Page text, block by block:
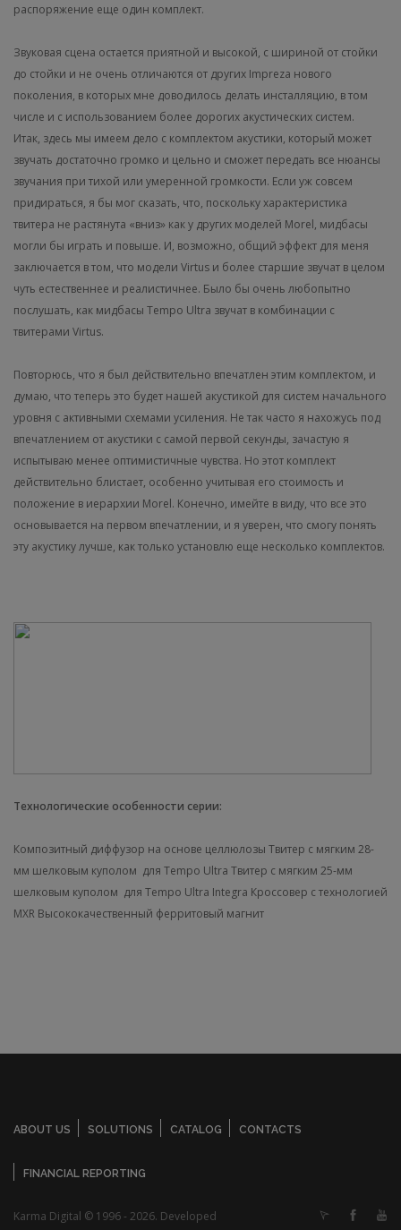
распоряжение еще один комплект.
Звуковая сцена остается приятной и высокой, с шириной от стойки
до стойки и не очень отличаются от других Impreza нового
поколения, в которых мне доводилось делать инсталляцию, в том
числе и с использованием более дорогих акустических систем.
Итак, здесь мы имеем дело с комплектом акустики, который может
звучать достаточно громко и цельно и сможет передать все нюансы
звучания при тихой или умеренной громкости. Если уж совсем
придираться, я бы мог сказать, что, поскольку характеристика
твитера не растянута «вниз» как у других моделей Morel, мидбасы
могли бы играть и повыше. И, возможно, общий эффект для меня
заключается в том, что модели Virtus и более старшие звучат в целом
чуть естественнее и реалистичнее. Было бы очень любопытно
послушать, как мидбасы Tempo Ultra звучат в комбинации с
твитерами Virtus.
Повторюсь, что я был действительно впечатлен этим комплектом, и
думаю, что теперь это будет нашей акустикой для систем начального
уровня с активными схемами усиления. Не так часто я нахожусь под
впечатлением от акустики с самой первой секунды, зачастую я
испытываю менее оптимистичные чувства. Но этот комплект
действительно блистает, особенно учитывая его стоимость и
положение в иерархии Morel. Конечно, имейте в виду, что все это
основывается на первом впечатлении, и я уверен, что смогу понять
эту акустику лучше, как только установлю еще несколько комплектов.
Технологические особенности серии:
Композитный диффузор на основе целлюлозы Твитер с мягким 28-
мм шелковым куполом для Tempo Ultra Твитер с мягким 25-мм
шелковым куполом для Tempo Ultra Integra Кроссовер с технологией
MXR Высококачественный ферритовый магнит
ABOUT US SOLUTIONS CATALOG CONTACTS
FINANCIAL REPORTING
Karma Digital © 1996 - 2026. Developed